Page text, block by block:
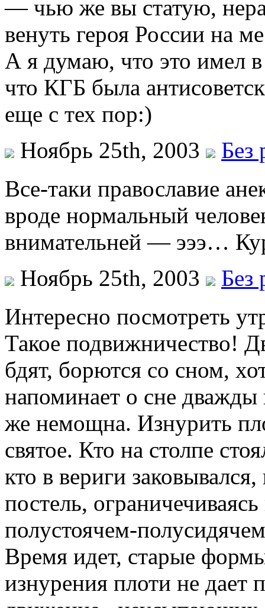
— чью же вы статую,
венуть героя России на
А я думаю, что это имел
что КГБ была
еще с тех пор:)
Ноябрь 25th, 2003
Без
Все-таки православие
вроде нормальный
внимательней — эээ…
Ноябрь 25th, 2003
Без
Интересно посмотреть
Такое подвижничество!
бдят, борются со сном,
напоминает о сне
же немощна. Изнурить
святое. Кто на столпе
кто в вериги
постель,
полустоячем-
Время идет, старые
изнурения плоти не дает